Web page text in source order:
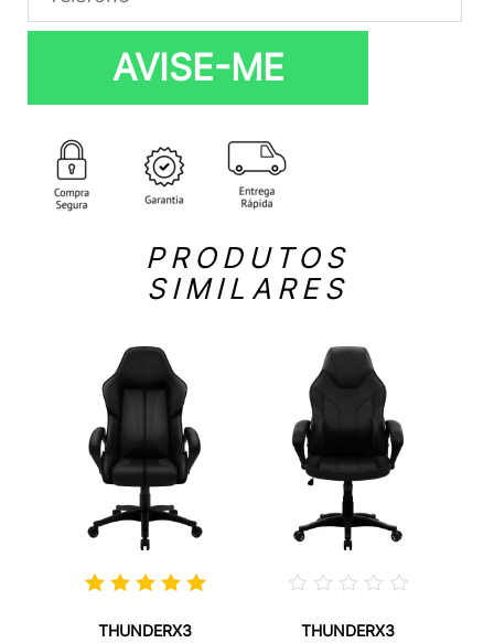
AVISE-ME
PRODUTOS
SIMILARES
THUNDERX3
THUNDERX3